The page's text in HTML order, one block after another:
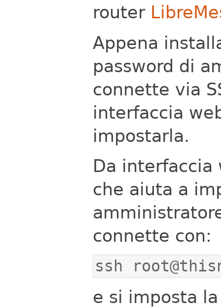
router
Appena
password di
connette via
interfaccia
impostarla.
Da interfaccia
che aiuta a
connette con:
ssh
e si imposta